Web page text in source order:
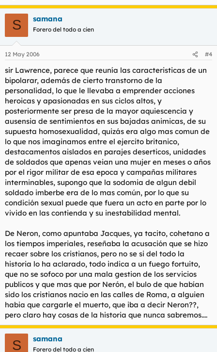
S samana
Forero del todo a cien
12 May 2006 #4
sir Lawrence, parece que reunía las caracteristicas de un
bipolarar, además de cierto transtorno de la
personalidad, lo que le llevaba a emprender acciones
heroicas y apasionadas en sus ciclos altos, y
posteriormente ser presa de la mayor aquiescencia y
ausensia de sentimientos en sus bajadas animicas, de su
supuesta homosexualidad, quizás era algo mas comun de
lo que nos imaginamos entre el ejercito britanico,
destacamentos aislados en parajes deserticos, unidades
de soldados que apenas veian una mujer en meses o años
por el rigor militar de esa epoca y campañas militares
interminables, supongo que la sodomia de algun debil
soldado imberbe era de lo mas común, por lo que su
condición sexual puede que fuera un acto en parte por lo
vivido en las contienda y su inestabilidad mental.
De Neron, como apuntaba Jacques, ya tacito, cohetano a
los tiempos imperiales, reseñaba la acusación que se hizo
recaer sobre los cristianos, pero no se si del todo la
historia lo ha aclarado, todo indica a un fuego fortuito,
que no se sofoco por una mala gestion de los servicios
publicos y que mas que por Nerón, el bulo de que habían
sido los cristianos nacio en las calles de Roma, a alguien
habia que cargarle el muerto, que iba a decir Neron??,
pero claro hay cosas de la historia que nunca sabremos....
S samana
Forero del todo a cien